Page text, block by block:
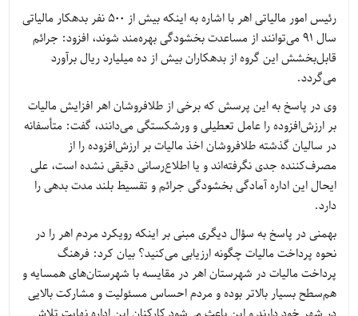
رئیس امور مالیاتی اهر با اشاره به اینکه بیش از ۵۰۰ نفر بدهکار مالیاتی
سال ۹۱ می‌توانند از مساعدت بخشودگی بهره‌مند شوند، افزود: جرائم
قابل‌بخشش این گروه از بدهکاران بیش از ده میلیارد ریال برآورد
می‌گردد.
وی در پاسخ به این پرسش که برخی از طلافروشان اهر افزایش مالیات
بر ارزش‌افزوده را عامل تعطیلی و ورشکستگی می‌دانند، گفت: متأسفانه
در سالیان گذشته طلافروشان اخذ مالیات بر ارزش‌افزوده را از
مصرف‌کننده جدی نگرفته‌اند و یا اطلاع‌رسانی دقیقی نشده است، علی
ایحال این اداره آمادگی بخشودگی جرائم و تقسیط بلند مدت بدهی را
دارد.
بهمنی در پاسخ به سؤال دیگری مبنی بر اینکه رویکرد مردم اهر را در
نحوه پرداخت مالیات چگونه ارزیابی می‌کنید؟ بیان کرد: فرهنگ
پرداخت مالیات در شهرستان اهر در مقایسه با شهرستان‌های همسایه و
هم‌سطح بسیار بالاتر بوده و مردم احساس مسئولیت و مشارکت بالایی